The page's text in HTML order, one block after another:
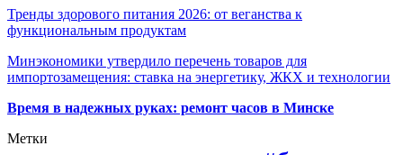
Тренды здорового питания 2026: от веганства к
функциональным продуктам
Минэкономики утвердило перечень товаров для
импортозамещения: ставка на энергетику, ЖКХ и технологии
Время в надежных руках: ремонт часов в Минске
Метки